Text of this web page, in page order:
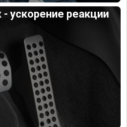
ускорение реакции